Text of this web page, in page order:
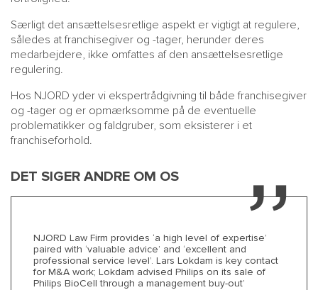
Særligt det ansættelsesretlige aspekt er vigtigt at regulere,
således at franchisegiver og -tager, herunder deres
medarbejdere, ikke omfattes af den ansættelsesretlige
regulering.
Hos NJORD yder vi ekspertrådgivning til både franchisegiver
og -tager og er opmærksomme på de eventuelle
problematikker og faldgruber, som eksisterer i et
franchiseforhold.
DET SIGER ANDRE OM OS
NJORD Law Firm provides ‘a high level of expertise’
paired with ‘valuable advice’ and ‘excellent and
professional service level’. Lars Lokdam is key contact
for M&A work; Lokdam advised Philips on its sale of
Philips BioCell through a management buy-out’